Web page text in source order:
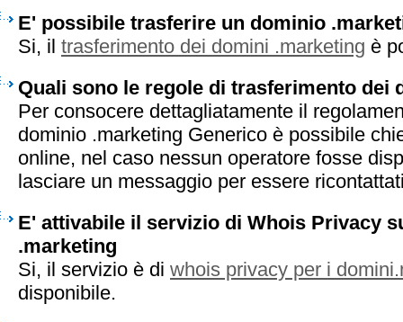
E' possibile trasferire un dominio
Si, il trasferimento dei domini .marketing è
Quali sono le regole di trasferimento dei
Per consocere dettagliatamente il
dominio .marketing Generico è possibile
online, nel caso nessun operatore fosse
lasciare un messaggio per essere
E' attivabile il servizio di Whois Privacy
.marketing
Si, il servizio è di whois privacy per i
disponibile.